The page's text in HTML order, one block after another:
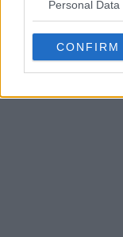
possono non
opporti a tale
preferenze in
consultando la
Personal
CONFIRM